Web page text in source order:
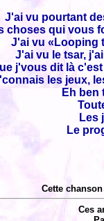
J'ai vu pourtant
choses qui vous
J'ai vu «Looping
J'ai vu le tsar,
j'vous dit là
les jeux,
Eh ben
Les
Le
Cette
Ces